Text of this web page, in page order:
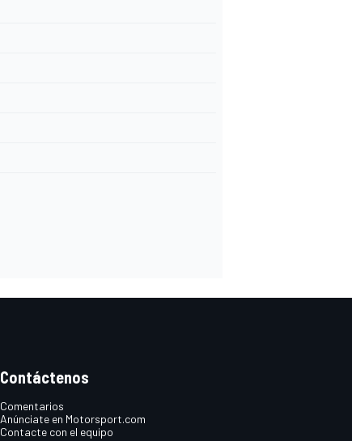
Contáctenos
Comentarios
Anúnciate en Motorsport.com
Contacte con el equipo